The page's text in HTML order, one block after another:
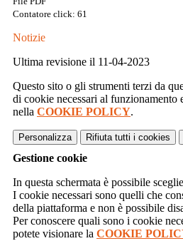
Contatore click: 61
Notizie
Ultima revisione il 11-04-2023
Questo sito o gli strumenti terzi da
di cookie necessari al
nella COOKIE POLICY.
Personalizza Rifiuta tutti i cookies
Gestione cookie
In questa schermata è possibile
I cookie necessari sono quelli che
della piattaforma e non è possibile
Per conoscere quali sono i cookie
potete visionare la COOKIE